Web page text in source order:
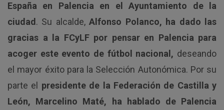
España en Palencia en el Ayuntamiento de la
ciudad . Su alcalde,Alfonso Polanco, ha dado las
gracias a la FCyLF por pensar en Palencia para
acoger este evento de fútbol nacional, deseando
el mayor éxito para la Selección Autonómica. Por su
parte el presidente de la Federación de Castilla y
León, Marcelino Maté, ha hablado de Palencia